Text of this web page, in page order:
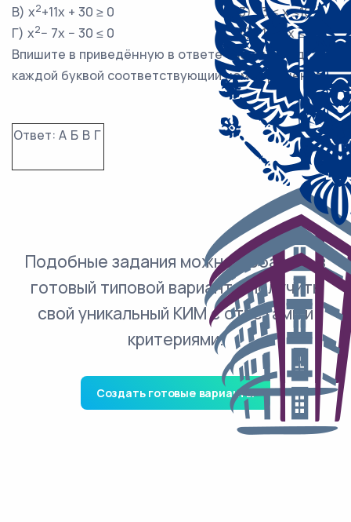
В) x2+11x + 30 ≥ 0
Г) x2− 7x − 30 ≤ 0
3) −3 ≤ x ≤10
4) −10 ≤ x ≤ 3
Впишите в приведённую в ответе таблицу под
каждой буквой соответствующий номер решения.
Ответ: А Б В Г
Подобные задания можно добавить в
готовый типовой вариант и получить
свой уникальный КИМ с ответами и
критериями.
Создать готовые варианты